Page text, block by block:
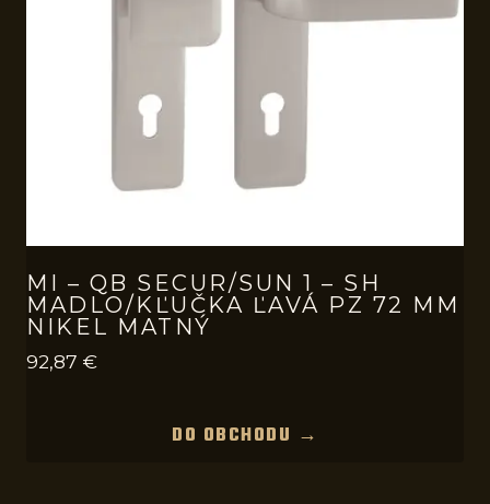
MI – QB SECUR/SUN 1 – SH
MADLO/KĽUČKA ĽAVÁ PZ 72 MM
NIKEL MATNÝ
92,87 €
DO OBCHODU →